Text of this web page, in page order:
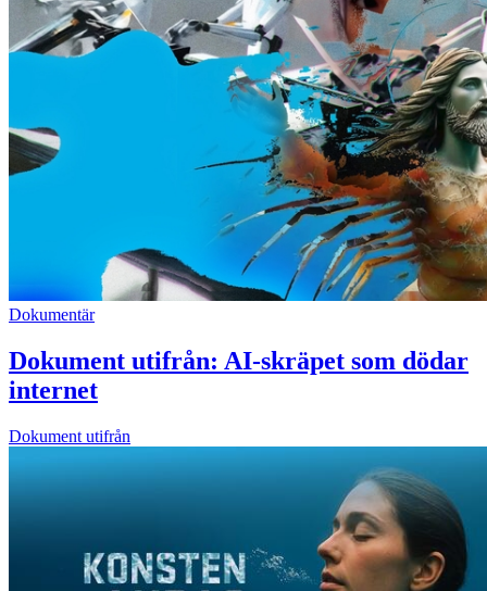
Dokumentär
Dokument utifrån: AI-skräpet som dödar
internet
Dokument utifrån